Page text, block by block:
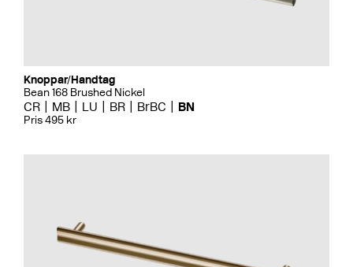
Knoppar/Handtag
Bean 168 Brushed Nickel
CR MB LU BR BrBC BN
Pris 495 kr